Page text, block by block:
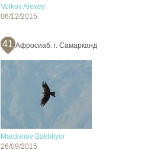
Volkov Alexey
06/12/2015
41 Афросиаб. г. Самарканд
Mardonov Bakhtiyor
26/09/2015